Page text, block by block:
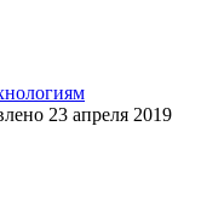
23 апреля 2019